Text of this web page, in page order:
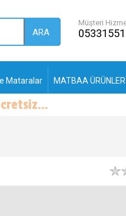
ARA
Müşteri
Mataralar MATBAA